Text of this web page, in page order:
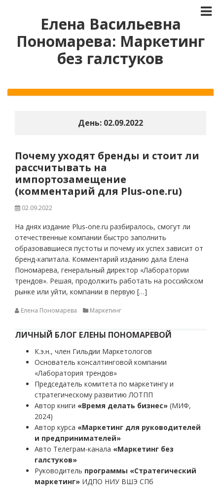
Елена Васильевна
Пономарева: Маркетинг
без галстуков
День: 02.09.2022
Почему уходят бренды и стоит ли
рассчитывать на
импортозамещение
(комментарий для Plus‑one.ru)
02.09.2022
На днях издание Plus‑one.ru разбиралось, смогут ли
отечественные компании быстро заполнить
образовавшиеся пустоты и почему их успех зависит от
бренд-капитала. Комментарий изданию дала Елена
Пономарева, генеральный директор «Лаборатории
трендов». Решая, продолжить работать на российском
рынке или уйти, компании в первую […]
Елена Пономарева Маркетинг
ЛИЧНЫЙ БЛОГ ЕЛЕНЫ ПОНОМАРЕВОЙ
К.э.н., член Гильдии Маркетологов
Основатель консалтинговой компании
«Лаборатория трендов»
Председатель комитета по маркетингу и
стратегическому развитию ЛОТПП
Автор книги «Время делать бизнес» (МИФ,
2024)
Автор курса «Маркетинг для руководителей
и предпринимателей»
Авто Телеграм-канала «Маркетинг без
галстуков»
Руководитель программы «Стратегический
маркетинг» ИДПО НИУ ВШЭ СПб